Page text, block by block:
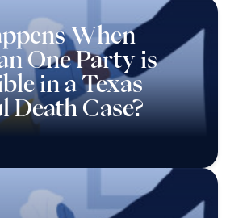
When
One Party is
in a Texas
Death Case?